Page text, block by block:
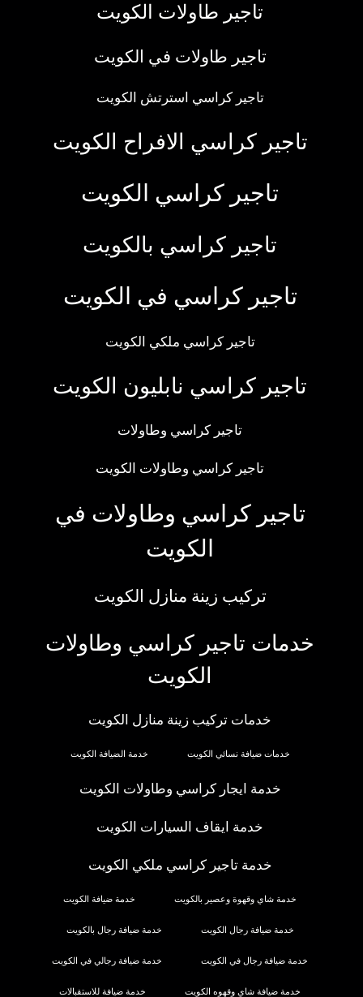
تاجير طاولات الكويت
تاجير طاولات في الكويت
تاجير كراسي استرتش الكويت
تاجير كراسي الافراح الكويت
تاجير كراسي الكويت
تاجير كراسي بالكويت
تاجير كراسي في الكويت
تاجير كراسي ملكي الكويت
تاجير كراسي نابليون الكويت
تاجير كراسي وطاولات
تاجير كراسي وطاولات الكويت
تاجير كراسي وطاولات في
الكويت
تركيب زينة منازل الكويت
خدمات تاجير كراسي وطاولات
الكويت
خدمات تركيب زينة منازل الكويت
خدمات ضيافة نسائي الكويت خدمة الضيافة الكويت
خدمة ايجار كراسي وطاولات الكويت
خدمة ايقاف السيارات الكويت
خدمة تاجير كراسي ملكي الكويت
خدمة شاي وقهوة وعصير بالكويت خدمة ضيافة الكويت
خدمة ضيافة رجال الكويت خدمة ضيافة رجال بالكويت
خدمة ضيافة رجال في الكويت خدمة ضيافة رجالي في الكويت
خدمة ضيافة شاي وقهوه الكويت خدمة ضيافة للاستقبالات